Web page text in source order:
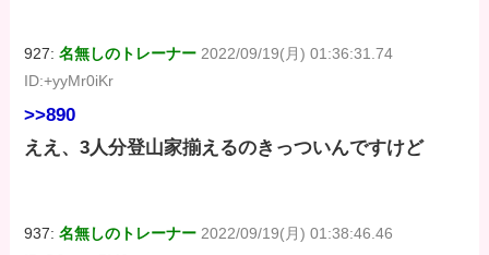
927:名無しのトレーナー 2022/09/19(月) 01:36:31.74
ID:+yyMr0iKr
>>890
ええ、3人分登山家揃えるのきっついんですけど
937:名無しのトレーナー 2022/09/19(月) 01:38:46.46